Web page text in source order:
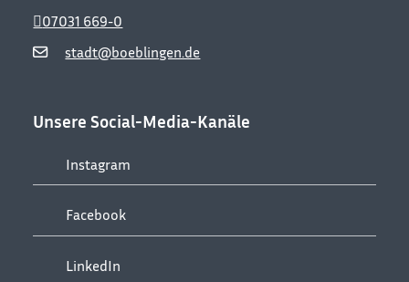
stadt@boeblingen.de
07031 669-0
Unsere Social-Media-Kanäle
Instagram
Facebook
LinkedIn